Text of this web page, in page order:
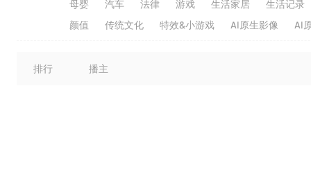
母婴
汽车 法律 游戏 生活家居
生活记录
颜值
传统文化 特效&小游戏 AI原生影像 AI
排行 播主